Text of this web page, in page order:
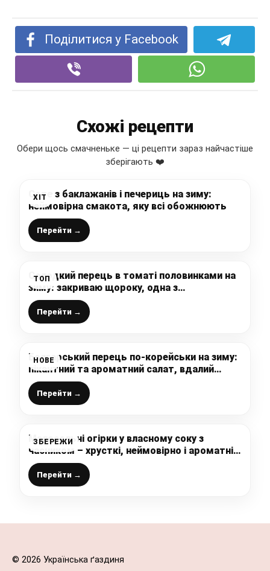
Поділитися у Facebook
Схожі рецепти
Обери щось смачненьке — ці рецепти зараз найчастіше
зберігають ❤️
ХІТ
Соте з баклажанів і печериць на зиму:
неймовірна смакота, яку всі обожнюють
Перейти →
ТОП
Солодкий перець в томаті половинками на
зиму: закриваю щороку, одна з
найсмачніших і найулюбленіших заготовок
моєї сім’ї
Перейти →
НОВЕ
Болгарський перець по-корейськи на зиму:
пікантний та ароматний салат, вдалий
рецепт
Перейти →
ЗБЕРЕЖИ
Малосольні огірки у власному соку з
часником – хрусткі, неймовірно і ароматні.
Зберігайте рецепт
Перейти →
© 2026 Українська ґаздиня